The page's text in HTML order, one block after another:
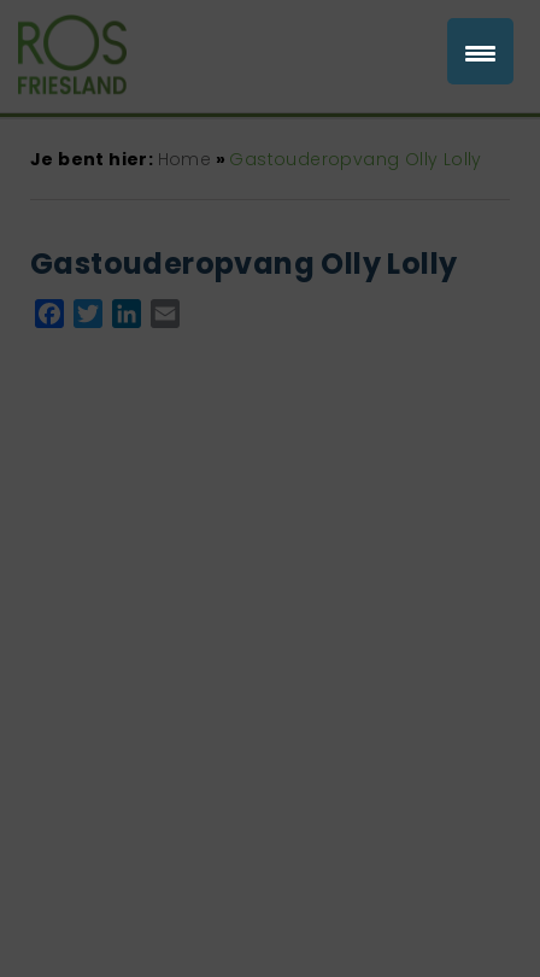
Je bent hier: Home » Gastouderopvang Olly Lolly
Gastouderopvang Olly Lolly
Facebook
TwitterLinkedIn